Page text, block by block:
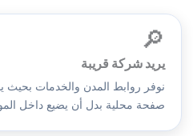
🔎
يريد شركة قريبة
نوفر روابط المدن والخدمات
صفحة محلية بدل أن يضيع داخل